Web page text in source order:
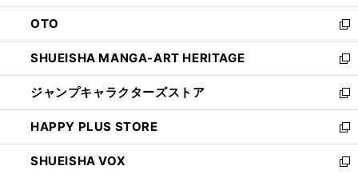
ウ
で
開
く
ン
ド
ウ
で
開
く
OTO
新
し
い
ウ
ィ
ン
ド
ウ
で
SHUEISHA MANGA-ART HERITAGE
新
し
い
ウ
ィ
ン
ド
ジャンプキャラクターズストア
新
し
い
ウ
ィ
HAPPY PLUS STORE
新
し
い
SHUEISHA VOX
新